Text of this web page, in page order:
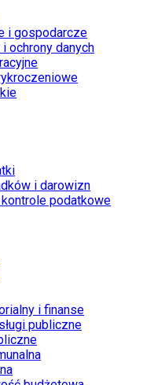
i gospodarcze
ochrony danych
i darowizn
podatkowe
i finanse
publiczne